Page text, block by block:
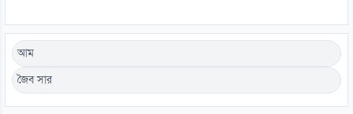
আম
জৈব সার